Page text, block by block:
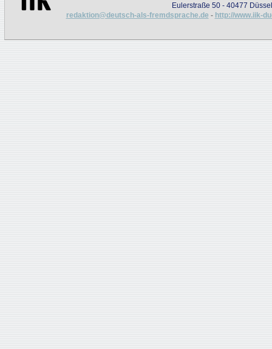
Eulerstraße 50 - 40477
redaktion@deutsch-als-fremdsprache.de - http://www.iik-